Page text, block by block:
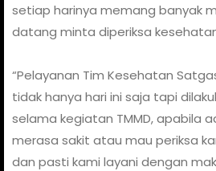
setiap harinya memang banyak
datang minta diperiksa
“Pelayanan Tim Kesehatan
tidak hanya hari ini saja tapi
selama kegiatan TMMD, apabila
merasa sakit atau mau periksa
dan pasti kami layani dengan